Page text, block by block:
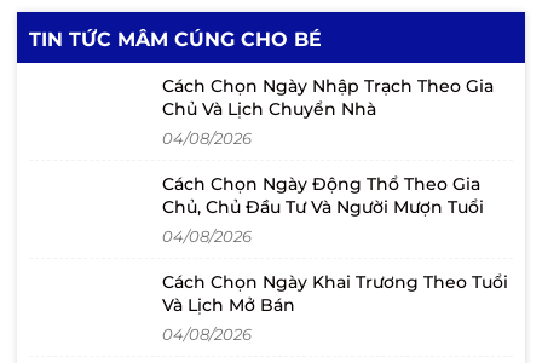
TIN TỨC MÂM CÚNG CHO BÉ
Cách Chọn Ngày Nhập Trạch Theo Gia
Chủ Và Lịch Chuyển Nhà
04/08/2026
Cách Chọn Ngày Động Thổ Theo Gia
Chủ, Chủ Đầu Tư Và Người Mượn Tuổi
04/08/2026
Cách Chọn Ngày Khai Trương Theo Tuổi
Và Lịch Mở Bán
04/08/2026